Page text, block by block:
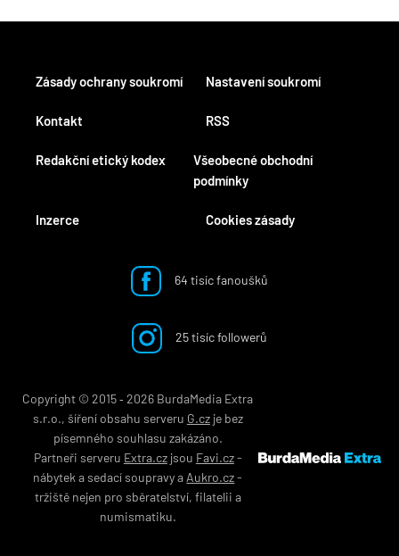
Kontakt
Redakční etický kodex
Inzerce
RSS
Všeobecné obchodní
podmínky
Cookies zásady
Zásady ochrany soukromí Nastavení soukromí
64 tisíc fanoušků
25 tisíc followerů
Copyright © 2015 ‐ 2026 BurdaMedia Extra
s.r.o., šíření obsahu serveru G.czje bez
písemného souhlasu zakázáno.
Partneři serveru Extra.czjsou Favi.cz-
nábytek a sedací soupravya Aukro.cz-
tržiště nejen pro sběratelství, filatelii a
numismatiku.